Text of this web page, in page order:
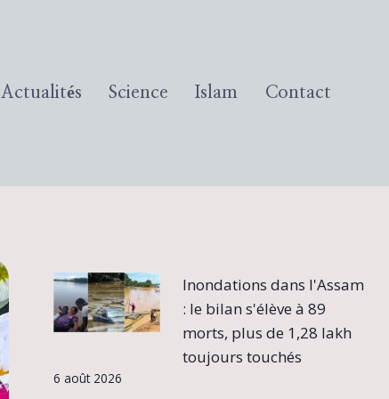
Actualités Science Islam Contact
Inondations dans l'Assam
: le bilan s'élève à 89
morts, plus de 1,28 lakh
toujours touchés
6 août 2026